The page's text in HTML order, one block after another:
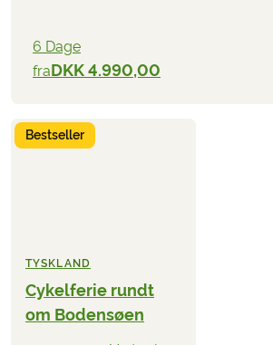
6 Dage
fraDKK 4.990,00
Bestseller
TYSKLAND
Cykelferie rundt
om Bodensøen